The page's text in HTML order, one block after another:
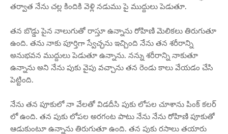
తర్వాత నేను చల్ల కిందికి వెళ్లి నడుము పై ముద్దులు పెడుతూ.
తన బొడ్డు పైన నాలుగుతో రాస్తూ ఉన్నాను రోహిణి మెలికలు తిరుగుతూ
ఉంది. తను నాకు పూర్తిగా స్వేచ్ఛను ఇచ్చింది నేను తన శరీరాన్ని
అనుభవన ముద్దులు పెడుతూ ఉన్నాను. నన్ను శరీరాన్ని నాకుతూ
ఉన్నాను అని నేను పుకు వైపు వచ్చాను తన రెండు కాలు వేయడం చేసి
పెట్టింది.
నేను తన పూకులో నా వేలతో విడదీసి పుకు లోపల చూశాను పింక్ కలర్
లో ఉంది. తన పుకు లోపల అరగంట పాటు నేను నేను రోహిణి పూకుతో
ఆడుకుంటూ ఉన్నాను తిరుగుతూ ఉంది. తన పుకు రసాలు తయారు